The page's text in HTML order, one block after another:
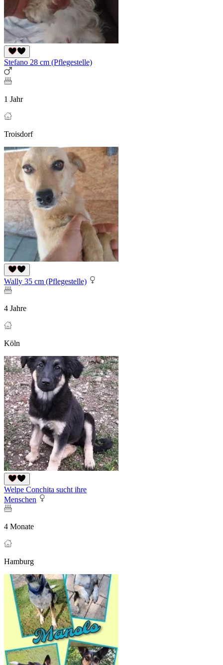
Stefano 28 cm (Pflegestelle)
1 Jahr
Troisdorf
Wally 35 cm (Pflegestelle)
4 Jahre
Köln
Welpe Conchita sucht ihre
Menschen
4 Monate
Hamburg